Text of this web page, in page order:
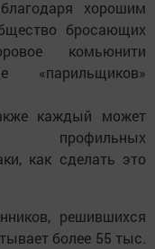
хорошим
бросающих
комьюнити
каждый может
как сделать это
решившихся
более 55 тыс.